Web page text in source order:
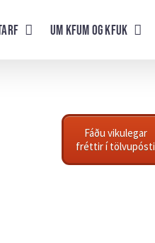
UM KFUM og KFUK
Fáðu vikulegar
fréttir í tölvupósti